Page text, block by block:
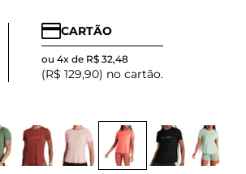
CARTÃO
ou 4x de R$ 32,48
(R$ 129,90) no cartão.